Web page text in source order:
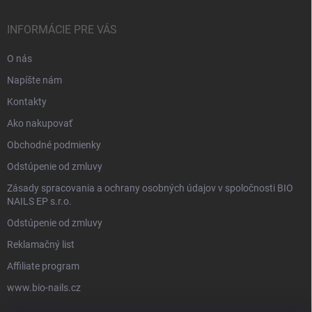
INFORMÁCIE PRE VÁS
O nás
Napíšte nám
Kontakty
Ako nakupovať
Obchodné podmienky
Odstúpenie od zmluvy
Zásady spracovania a ochrany osobných údajov v spoločnosti BIO
NAILS EP s.r.o.
Odstúpenie od zmluvy
Reklamačný list
Affiliate program
www.bio-nails.cz